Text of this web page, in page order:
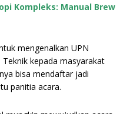
Kompleks: Manual Brew
mengenalkan UPN
Teknik kepada masyarakat
bisa mendaftar jadi
panitia acara.